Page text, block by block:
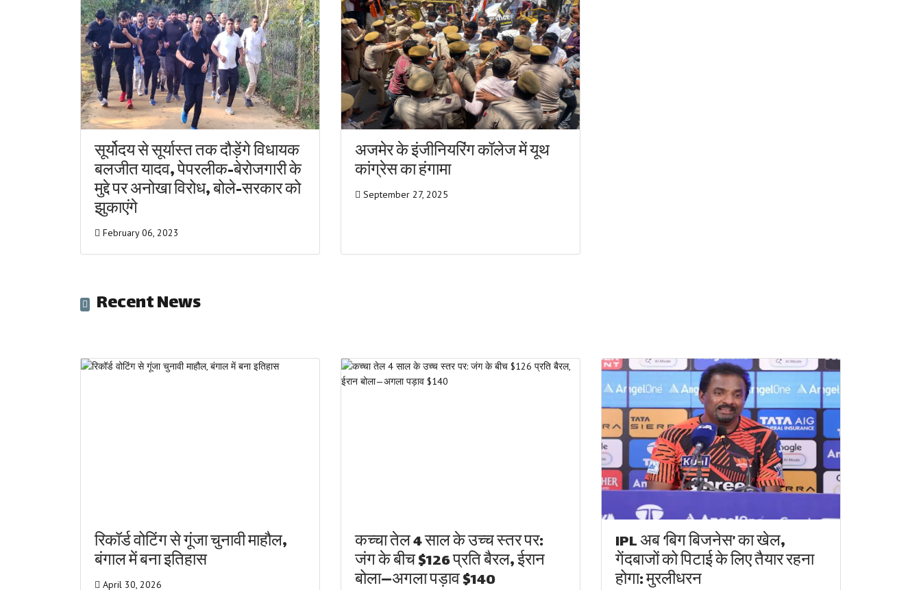
सूर्योदय से सूर्यास्त तक दौड़ेंगे विधायक
बलजीत यादव, पेपरलीक-बेरोजगारी के
मुद्दे पर अनोखा विरोध, बोले-सरकार को
झुकाएंगे
February 06, 2023
अजमेर के इंजीनियरिंग कॉलेज में यूथ
कांग्रेस का हंगामा
September 27, 2025
Recent News
रिकॉर्ड वोटिंग से गूंजा चुनावी माहौल,
बंगाल में बना इतिहास
April 30, 2026
कच्चा तेल 4 साल के उच्च स्तर पर:
जंग के बीच $126 प्रति बैरल, ईरान
बोला—अगला पड़ाव $140
IPL अब ‘बिग बिजनेस’ का खेल,
गेंदबाजों को पिटाई के लिए तैयार रहना
होगा: मुरलीधरन